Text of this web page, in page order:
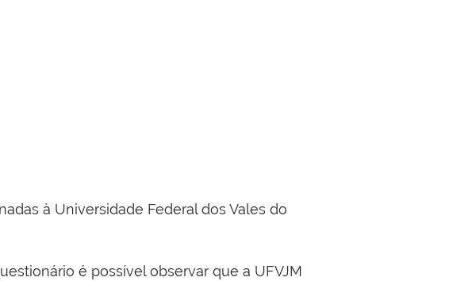
à Universidade Federal dos Vales do
é possível observar que a UFVJM